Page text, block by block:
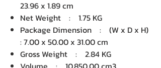
23.96 x 1.89 cm
Net Weight : 1.75 KG
Package Dimension : (W x D x H)
: 7.00 x 50.00 x 31.00 cm
Gross Weight : 2.84 KG